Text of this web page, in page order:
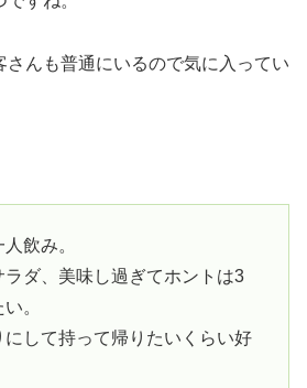
さんも普通にいるので気に入ってい
飲み。
ラダ、美味し過ぎてホントは3
。
にして持って帰りたいくらい好